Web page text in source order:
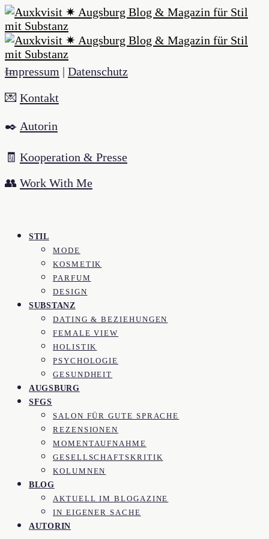
Impressum | Datenschutz
💌 Kontakt
✒️ Autorin
🧾 Kooperation & Presse
👥 Work With Me
STIL
MODE
KOSMETIK
PARFUM
DESIGN
SUBSTANZ
DATING & BEZIEHUNGEN
FEMALE VIEW
HOLISTIK
PSYCHOLOGIE
GESUNDHEIT
AUGSBURG
SFGS
SALON FÜR GUTE SPRACHE
REZENSIONEN
MOMENTAUFNAHME
GESELLSCHAFTSKRITIK
KOLUMNEN
BLOG
AKTUELL IM BLOGAZINE
IN EIGENER SACHE
AUTORIN